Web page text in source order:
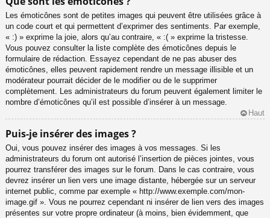
Les émoticônes sont de petites images qui peuvent être utilisées grâce à
un code court et qui permettent d’exprimer des sentiments. Par exemple,
« :) » exprime la joie, alors qu’au contraire, « :( » exprime la tristesse.
Vous pouvez consulter la liste complète des émoticônes depuis le
formulaire de rédaction. Essayez cependant de ne pas abuser des
émoticônes, elles peuvent rapidement rendre un message illisible et un
modérateur pourrait décider de le modifier ou de le supprimer
complètement. Les administrateurs du forum peuvent également limiter le
nombre d’émoticônes qu’il est possible d’insérer à un message.
Haut
Puis-je insérer des images ?
Oui, vous pouvez insérer des images à vos messages. Si les
administrateurs du forum ont autorisé l’insertion de pièces jointes, vous
pourrez transférer des images sur le forum. Dans le cas contraire, vous
devrez insérer un lien vers une image distante, hébergée sur un serveur
internet public, comme par exemple « http://www.exemple.com/mon-
image.gif ». Vous ne pourrez cependant ni insérer de lien vers des images
présentes sur votre propre ordinateur (à moins, bien évidemment, que